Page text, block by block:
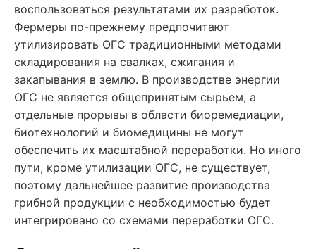
воспользоваться результатами их разработок.
Фермеры по-прежнему предпочитают
утилизировать ОГС традиционными методами
складирования на свалках, сжигания и
закапывания в землю. В производстве энергии
ОГС не является общепринятым сырьем, а
отдельные прорывы в области биоремедиации,
биотехнологий и биомедицины не могут
обеспечить их масштабной переработки. Но иного
пути, кроме утилизации ОГС, не существует,
поэтому дальнейшее развитие производства
грибной продукции с необходимостью будет
интегрировано со схемами переработки ОГС.